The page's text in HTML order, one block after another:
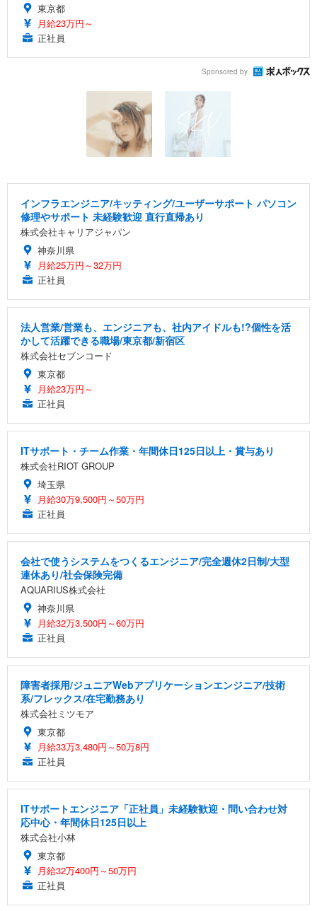
東京都
月給23万円～
正社員
Sponsored by
インフラエンジニア/キッティング/ユーザーサポート パソコン
修理やサポート 未経験歓迎 直行直帰あり
株式会社キャリアジャパン
神奈川県
月給25万円～32万円
正社員
法人営業/営業も、エンジニアも、社内アイドルも!?個性を活
かして活躍できる職場/東京都/新宿区
株式会社セブンコード
東京都
月給23万円～
正社員
ITサポート・チーム作業・年間休日125日以上・賞与あり
株式会社RIOT GROUP
埼玉県
月給30万9,500円～50万円
正社員
会社で使うシステムをつくるエンジニア/完全週休2日制/大型
連休あり/社会保険完備
AQUARIUS株式会社
神奈川県
月給32万3,500円～60万円
正社員
障害者採用/ジュニアWebアプリケーションエンジニア/技術
系/フレックス/在宅勤務あり
株式会社ミツモア
東京都
月給33万3,480円～50万8円
正社員
ITサポートエンジニア「正社員」未経験歓迎・問い合わせ対
応中心・年間休日125日以上
株式会社小林
東京都
月給32万400円～50万円
正社員